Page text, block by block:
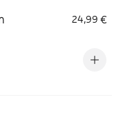
24,99 €